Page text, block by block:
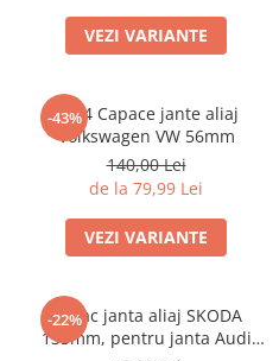
VEZI VARIANTE
-43%
Set 4 Capace jante aliaj
Volkswagen VW 56mm
140,00 Lei
de la 79,99 Lei
VEZI VARIANTE
-22%
Capac janta aliaj SKODA
135mm, pentru janta Audi